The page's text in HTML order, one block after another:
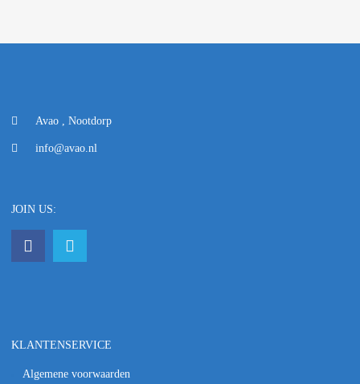
Avao , Nootdorp
info@avao.nl
JOIN US:
KLANTENSERVICE
Algemene voorwaarden